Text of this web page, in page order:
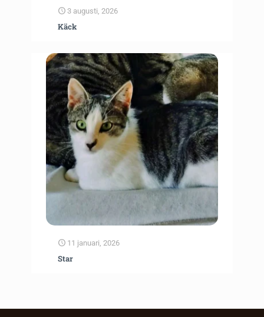
3 augusti, 2026
Käck
11 januari, 2026
Star